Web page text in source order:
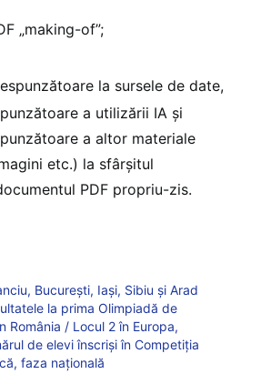
„making-of”;
la sursele de date,
a utilizării IA și
a altor materiale
etc.) la sfârșitul
PDF propriu-zis.
București, Iași, Sibiu și Arad
la prima Olimpiadă de
România / Locul 2 în Europa,
de elevi înscriși în Competiția
faza națională